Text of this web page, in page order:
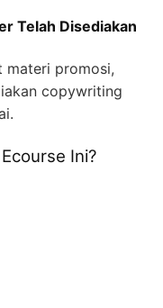
Telah Disediakan
materi promosi,
copywriting
Ini?